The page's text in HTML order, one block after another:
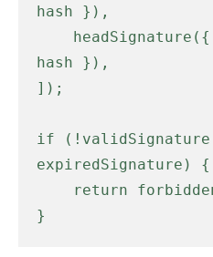
hash }),
hash }),
]);
if
expiredSignature) {
}